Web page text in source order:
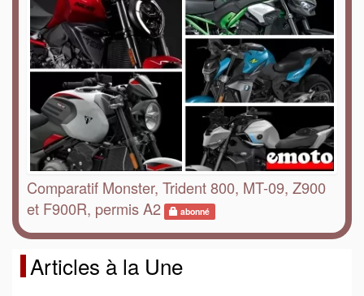
Comparatif Monster, Trident 800, MT-09, Z900
et F900R, permis A2
abonné
Articles à la Une